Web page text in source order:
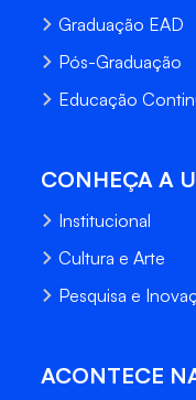
Graduação EAD
Pós-Graduação
Educação
CONHEÇA A
Institucional
Cultura e Arte
Pesquisa e
ACONTECE